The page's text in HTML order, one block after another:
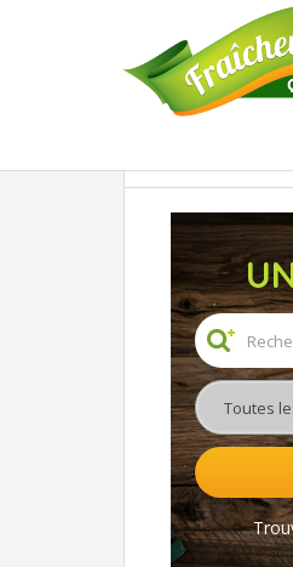
Toutes